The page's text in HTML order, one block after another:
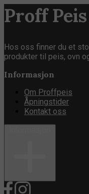
Proff
Hos oss finner du et
produkter til peis, ovn
Informasjon
Om Proffpeis
Åpningstider
Kontakt oss